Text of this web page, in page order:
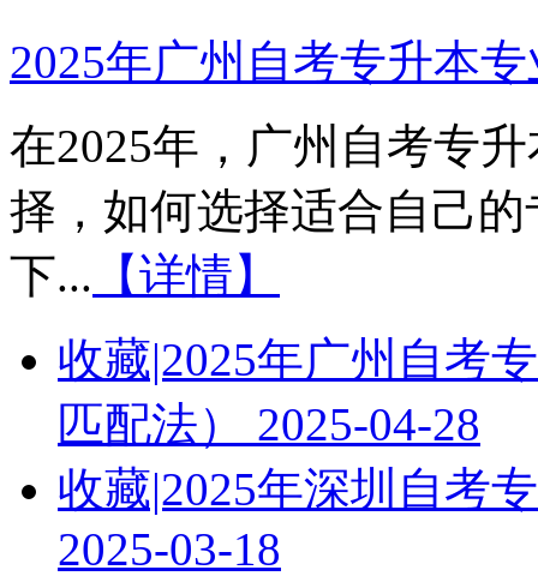
2025年广州自考专升本
在2025年，广州自考专
择，如何选择适合自己
下... 【详情】
收藏|2025年广州自考
匹配法）
2025-04-28
收藏|2025年深圳自考
2025-03-18